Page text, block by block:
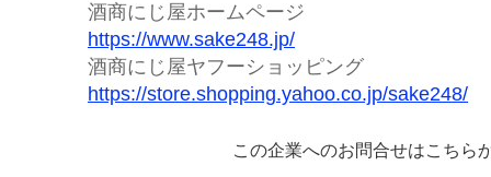
酒商にじ屋ホームページ
https://www.sake248.jp/
酒商にじ屋ヤフーショッピング
https://store.shopping.yahoo.co.jp/sake248/
この企業へのお問合せはこちら